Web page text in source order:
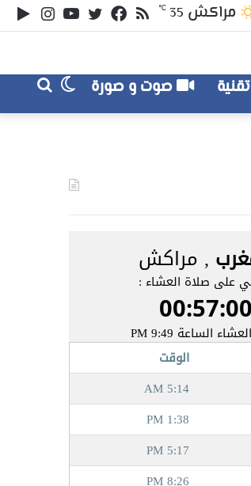
يوتيوبتويتر
فيسبوكملخص
الموقع
مراكش 35
℃
تقنية صوت و صورة
بحث
عن
الوضع
المظلم